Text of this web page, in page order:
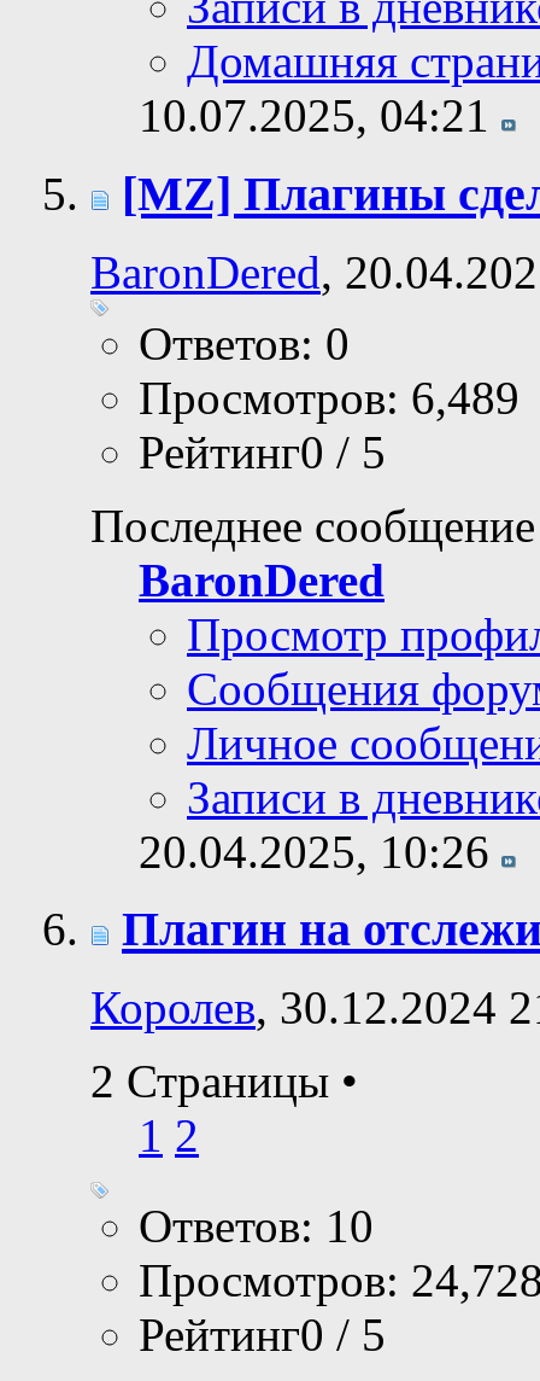
Домашняя
10.07.2025, 04:21
[MZ] Плагины
BaronDered,
Ответов: 0
Просмотров: 6,489
Рейтинг0 / 5
Последнее
BaronDered
Просмотр
Сообщения
Личное
Записи в
20.04.2025, 10:26
Плагин на
Королев, 30.12.2024
2 Страницы •
1 2
Ответов: 10
Просмотров:
Рейтинг0 / 5